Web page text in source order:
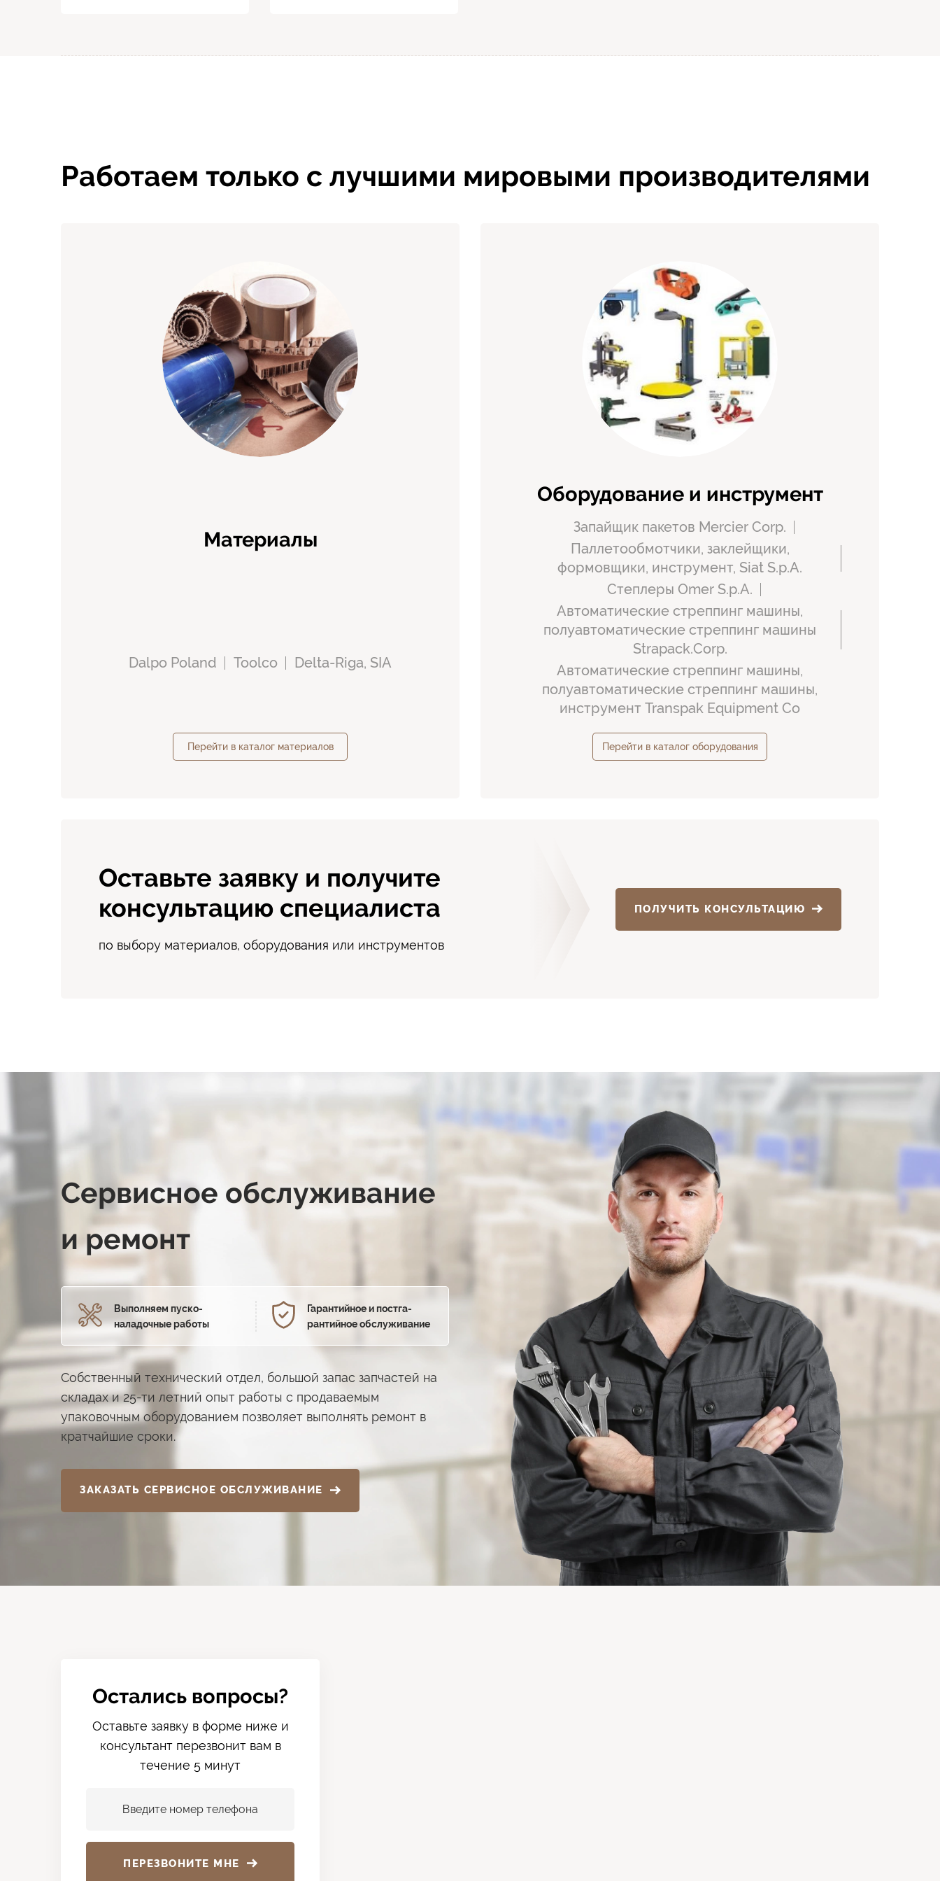
Работаем только с лучшими мировыми производителями
Материалы
Dalpo Poland Toolco Delta-Riga, SIA
Перейти в каталог материалов
Оборудование и инструмент
Запайщик пакетов Mercier Corp.
Паллетообмотчики, заклейщики,
формовщики, инструмент, Siat S.p.A.
Степлеры Omer S.p.A.
Автоматические стреппинг машины,
полуавтоматические стреппинг машины
Strapack.Corp.
Автоматические стреппинг машины,
полуавтоматические стреппинг машины,
инструмент Transpak Equipment Co
Перейти в каталог оборудования
Оставьте заявку и получите
консультацию специалиста
по выбору материалов, оборудования или инструментов
ПОЛУЧИТЬ КОНСУЛЬТАЦИЮ
Сервисное обслуживание
и ремонт
Выполняем пуско­
наладочные работы
Гарантийное и постга­
рантийное обслуживание
Собственный технический отдел, большой запас запчастей на
складах и 25-ти летний опыт работы с продаваемым
упаковочным оборудованием позволяет выполнять ремонт в
кратчайшие сроки.
ЗАКАЗАТЬ СЕРВИСНОЕ ОБСЛУЖИВАНИЕ
Остались вопросы?
Оставьте заявку в форме ниже и
консультант перезвонит вам в
течение 5 минут
Введите номер телефона
ПЕРЕЗВОНИТЕ МНЕ